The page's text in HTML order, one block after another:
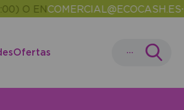
ENCOMERCIAL@ECOCASH.ES•
Ofertas ...